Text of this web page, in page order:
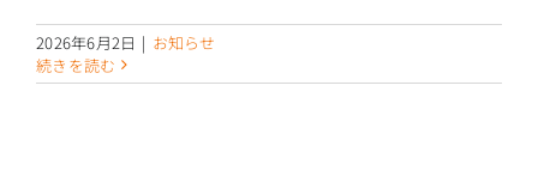
2026年6月2日 | お知らせ
続きを読む